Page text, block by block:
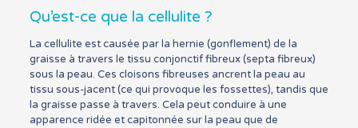
Qu’est-ce que la cellulite ?
La cellulite est causée par la hernie (gonflement) de la
graisse à travers le tissu conjonctif fibreux (septa fibreux)
sous la peau. Ces cloisons fibreuses ancrent la peau au
tissu sous-jacent (ce qui provoque les fossettes), tandis que
la graisse passe à travers. Cela peut conduire à une
apparence ridée et capitonnée sur la peau que de